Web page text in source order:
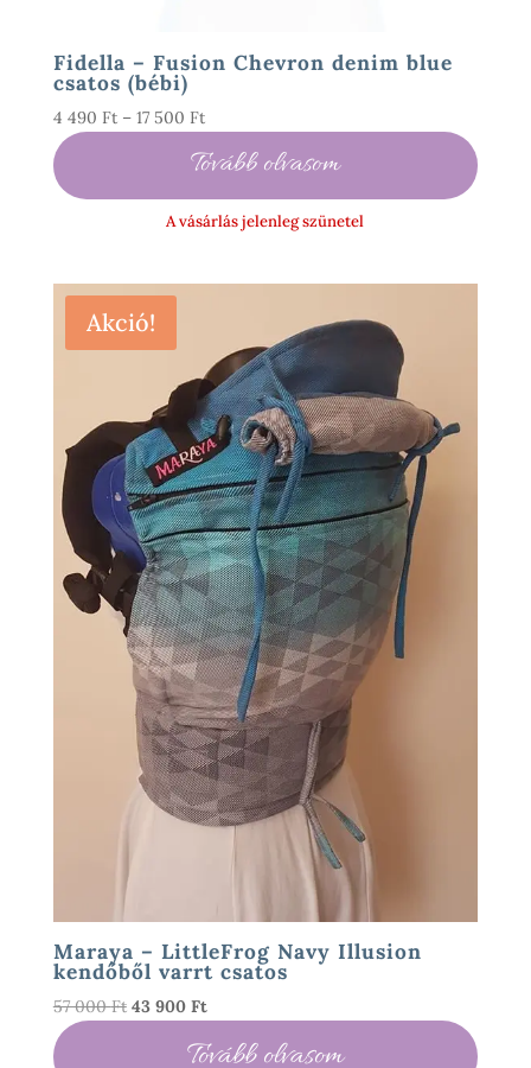
Fidella – Fusion Chevron denim blue
csatos (bébi)
4 490 Ft – 17 500 FtÁrtartomány:
490 Ft
-
17
Tovább olvasom
A vásárlás jelenleg szünetel
Akció!
Maraya – LittleFrog Navy Illusion
kendőből varrt csatos
57 000Ft Original
43 900 FtCurrent
is:
Tovább olvasom